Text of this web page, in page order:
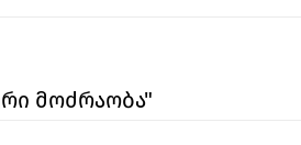
მოძრაობა"